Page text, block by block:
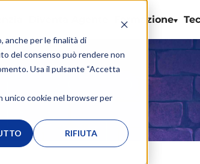
anche per le finalità di
del consenso può rendere non
Usa il pulsante “Accetta
unico cookie nel browser per
RIFIUTA
Formazione